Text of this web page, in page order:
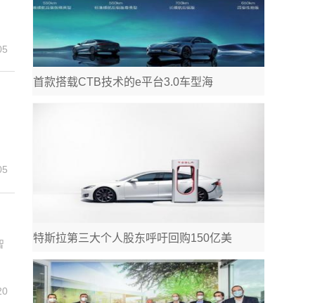
首款搭载CTB技术的e平台3.0车型海
特斯拉第三大个人股东呼吁回购150亿美